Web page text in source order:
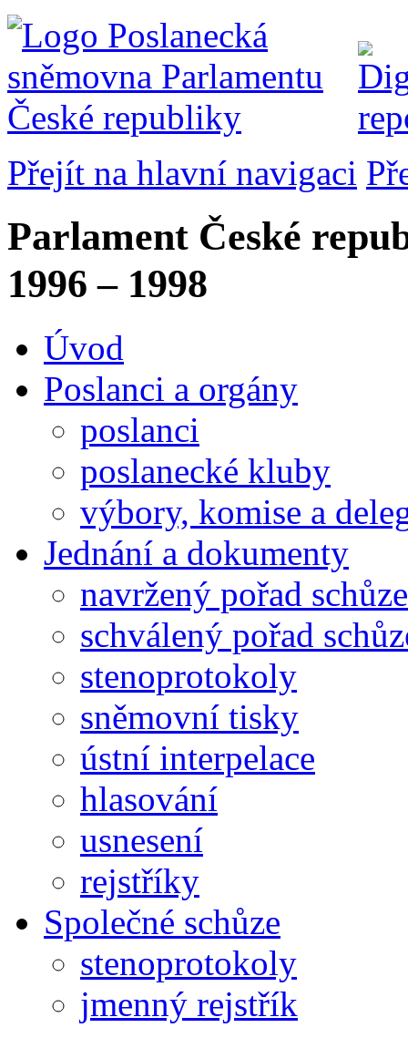
Přejít na hlavní navigaci
Parlament České
1996 – 1998
Úvod
Poslanci a orgány
poslanci
poslanecké kluby
výbory, komise a
Jednání a dokumenty
navržený pořad schůze
schválený pořad
stenoprotokoly
sněmovní tisky
ústní interpelace
hlasování
usnesení
rejstříky
Společné schůze
stenoprotokoly
jmenný rejstřík